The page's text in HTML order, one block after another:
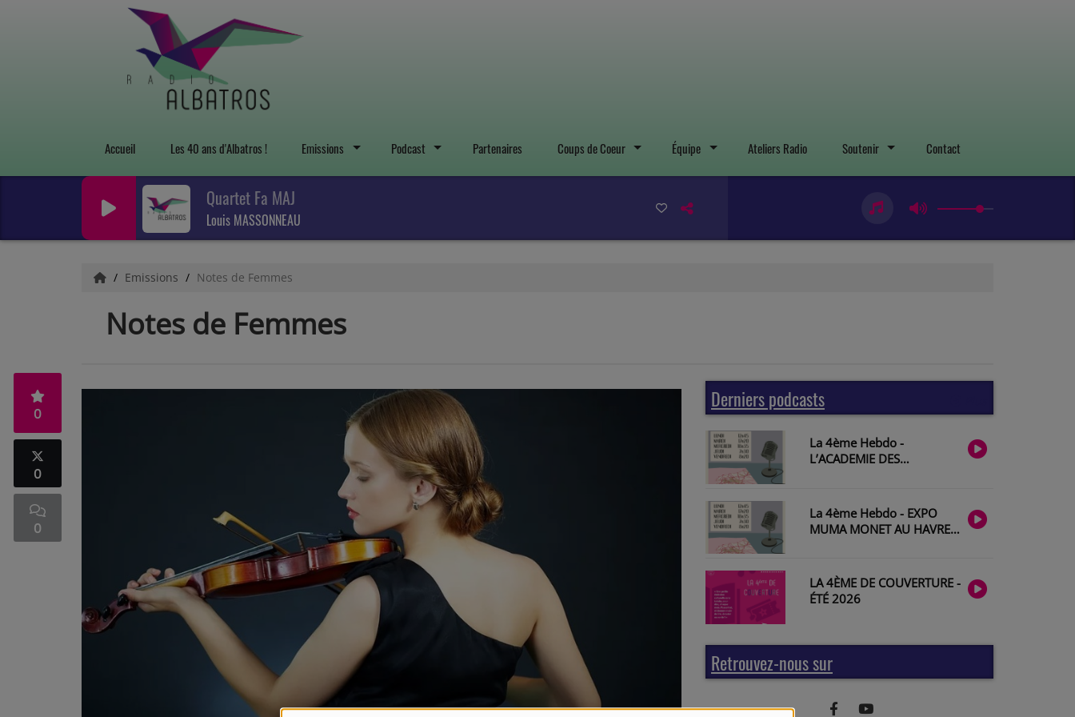
Accueil Les 40 ans d'Albatros ! Emissions Podcast Partenaires Coups de Coeur Équipe Ateliers Radio Soutenir Contact
Quartet Fa MAJ
Louis MASSONNEAU
Emissions Notes de Femmes
Notes de Femmes
0
0
0
Derniers podcasts
La 4ème Hebdo -
L’ACADEMIE DES
Lazarevitch
La 4ème Hebdo - EXPO
MUMA MONET AU HAVRE
LA 4ÈME DE COUVERTURE -
ÉTÉ 2026
Retrouvez-nous sur